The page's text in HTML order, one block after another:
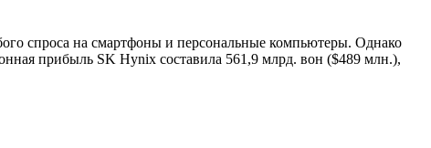
спроса на смартфоны и персональные компьютеры. Однако
прибыль SK Hynix составила 561,9 млрд. вон ($489 млн.),